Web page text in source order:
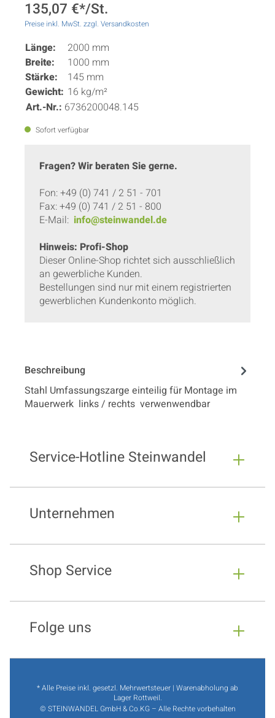
135,07 €*/St.
Preise inkl. MwSt. zzgl. Versandkosten
Länge:
2000 mm
Breite:
1000 mm
Stärke:
145 mm
Gewicht: 16 kg/m²
Art.-Nr.: 6736200048.145
Sofort verfügbar
Fragen? Wir beraten Sie gerne.
Fon: +49 (0) 741 / 2 51 - 701
Fax: +49 (0) 741 / 2 51 - 800
E-Mail: info@steinwandel.de
Hinweis: Profi-Shop
Dieser Online-Shop richtet sich ausschließlich
an gewerbliche Kunden.
Bestellungen sind nur mit einem registrierten
gewerblichen Kundenkonto möglich.
Beschreibung
Stahl Umfassungszarge einteilig für Montage im
Mauerwerk links / rechts verwenwendbar
Service-Hotline Steinwandel
Unternehmen
Shop Service
Folge uns
* Alle Preise inkl. gesetzl. Mehrwertsteuer | Warenabholung ab
Lager Rottweil.
© STEINWANDEL GmbH & Co.KG – Alle Rechte vorbehalten